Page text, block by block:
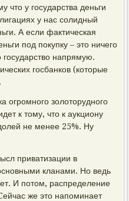
что у государства деньги
у нас солидный
А если фактическая
под покупку – это ничего
напрямую.
госбанков (которые
огромного золоторудного
к тому, что к аукциону
не менее 25%. Ну
приватизации в
кланами. Но ведь
И потом, распределение
же это напоминает